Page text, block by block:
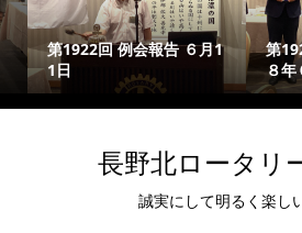
第1922回 例会報告 ６月1
1日
第
８年
長野北ロータリ
誠実にして明るく楽し